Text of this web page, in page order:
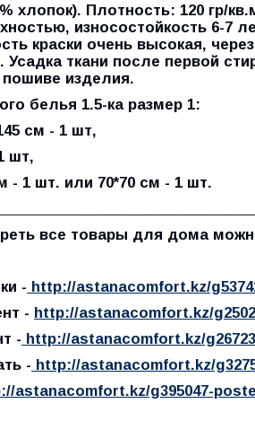
хлопок). Плотность: 120 гр/
износостойкость 6-7
краски очень высокая,
Усадка ткани после первой
изделия.
белья 1.5-ка размер 1:
см - 1 шт,
шт,
- 1 шт. или 70*70 см - 1 шт.
все товары для дома
- http://astanacomfort.kz/
- http://astanacomfort.kz/
- http://astanacomfort.kz/
- http://astanacomfort.kz/
astanacomfort.kz/g395047-